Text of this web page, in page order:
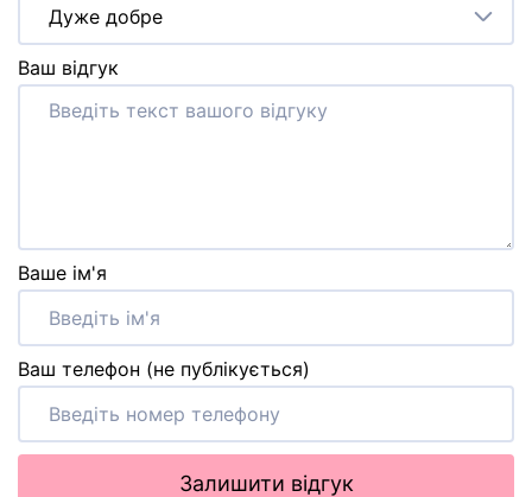
Дуже добре
Ваш відгук
Ваше ім'я
Ваш телефон (не публікується)
Залишити відгук